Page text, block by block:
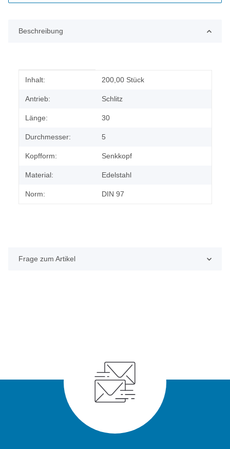
Beschreibung
Produkteigenschaft
Wert
Inhalt: 200,00 Stück
Antrieb: Schlitz
Länge: 30
Durchmesser: 5
Kopfform: Senkkopf
Material: Edelstahl
Norm: DIN 97
Frage zum Artikel